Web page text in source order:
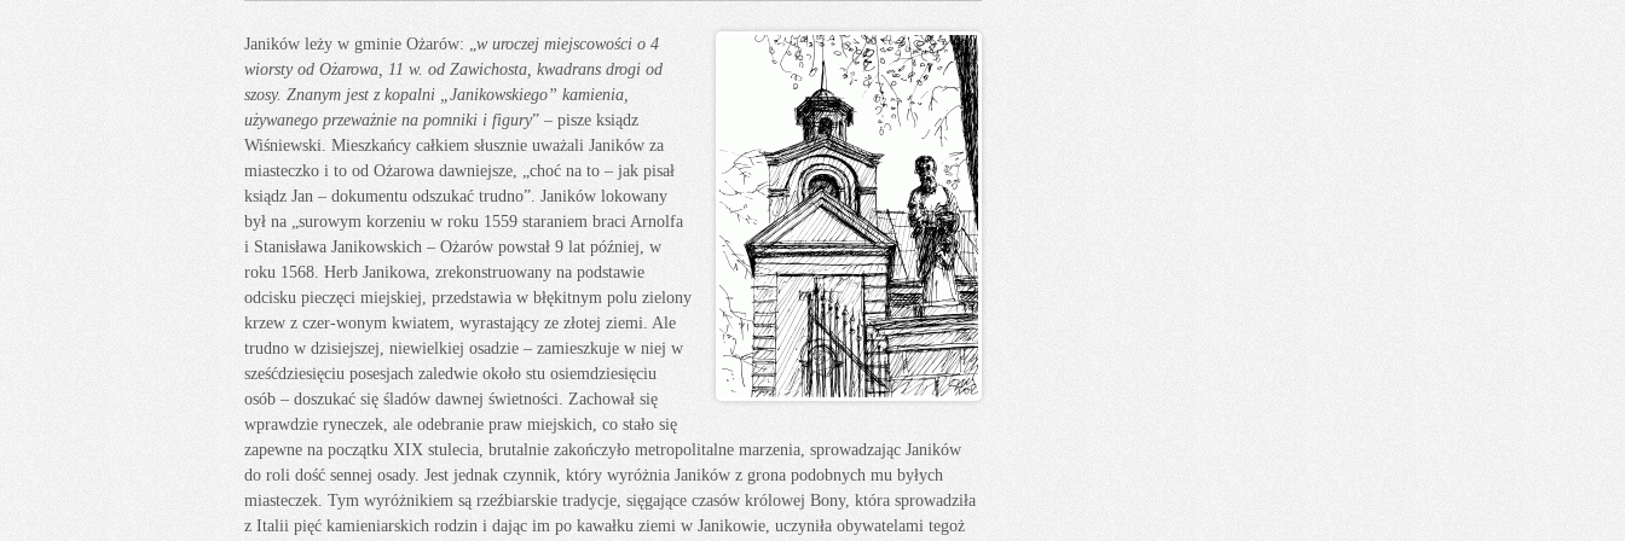
Janików leży w gminie Ożarów: „w uroczej miejscowości o 4
wiorsty od Ożarowa, 11 w. od Zawichosta, kwadrans drogi od
szosy. Znanym jest z kopalni „Janikowskiego” kamienia,
używanego przeważnie na pomniki i figury” – pisze ksiądz
Wiśniewski. Mieszkańcy całkiem słusznie uważali Janików za
miasteczko i to od Ożarowa dawniejsze, „choć na to – jak pisał
ksiądz Jan – dokumentu odszukać trudno”. Janików lokowany
był na „surowym korzeniu w roku 1559 staraniem braci Arnolfa
i Stanisława Janikowskich – Ożarów powstał 9 lat później, w
roku 1568. Herb Janikowa, zrekonstruowany na podstawie
odcisku pieczęci miejskiej, przedstawia w błękitnym polu zielony
krzew z czer-wonym kwiatem, wyrastający ze złotej ziemi. Ale
trudno w dzisiejszej, niewielkiej osadzie – zamieszkuje w niej w
sześćdziesięciu posesjach zaledwie około stu osiemdziesięciu
osób – doszukać się śladów dawnej świetności. Zachował się
wprawdzie ryneczek, ale odebranie praw miejskich, co stało się
zapewne na początku XIX stulecia, brutalnie zakończyło metropolitalne marzenia, sprowadzając Janików
do roli dość sennej osady. Jest jednak czynnik, który wyróżnia Janików z grona podobnych mu byłych
miasteczek. Tym wyróżnikiem są rzeźbiarskie tradycje, sięgające czasów królowej Bony, która sprowadziła
z Italii pięć kamieniarskich rodzin i dając im po kawałku ziemi w Janikowie, uczyniła obywatelami tegoż